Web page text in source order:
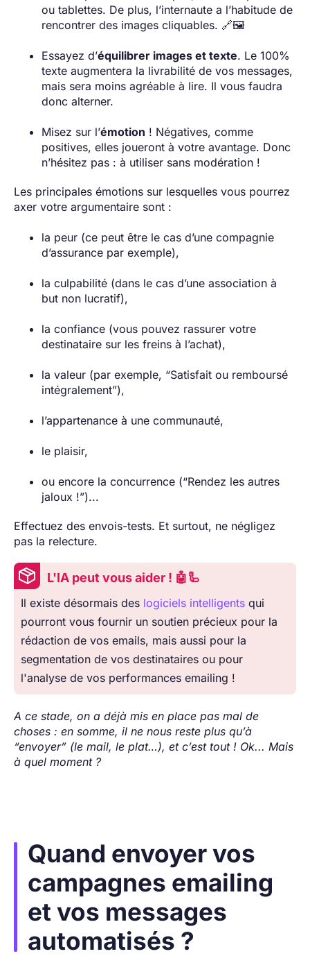
ou tablettes. De plus, l’internaute a l’habitude de
rencontrer des images cliquables. 🔗🖼️
Essayez d’équilibrer images et texte. Le 100%
texte augmentera la livrabilité de vos messages,
mais sera moins agréable à lire. Il vous faudra
donc alterner.
Misez sur l’émotion ! Négatives, comme
positives, elles joueront à votre avantage. Donc
n’hésitez pas : à utiliser sans modération !
Les principales émotions sur lesquelles vous pourrez
axer votre argumentaire sont :
la peur (ce peut être le cas d’une compagnie
d’assurance par exemple),
la culpabilité (dans le cas d’une association à
but non lucratif),
la confiance (vous pouvez rassurer votre
destinataire sur les freins à l’achat),
la valeur (par exemple, “Satisfait ou remboursé
intégralement”),
l’appartenance à une communauté,
le plaisir,
ou encore la concurrence (“Rendez les autres
jaloux !”)...
Effectuez des envois-tests. Et surtout, ne négligez
pas la relecture.
L'IA peut vous aider ! 🤖🦾
Il existe désormais des logiciels intelligents qui
pourront vous fournir un soutien précieux pour la
rédaction de vos emails, mais aussi pour la
segmentation de vos destinataires ou pour
l'analyse de vos performances emailing !
A ce stade, on a déjà mis en place pas mal de
choses : en somme, il ne nous reste plus qu’à
“envoyer” (le mail, le plat…), et c’est tout ! Ok... Mais
à quel moment ?
Quand envoyer vos
campagnes emailing
et vos messages
automatisés ?